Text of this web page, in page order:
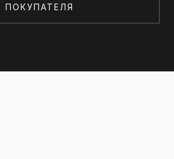
ПОКУПАТЕЛЯ